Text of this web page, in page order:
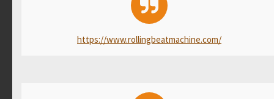
https://www.rollingbeatmachine.com/